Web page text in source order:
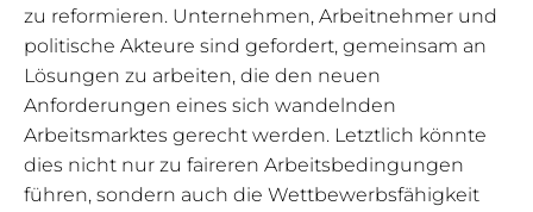
zu reformieren. Unternehmen, Arbeitnehmer und
politische Akteure sind gefordert, gemeinsam an
Lösungen zu arbeiten, die den neuen
Anforderungen eines sich wandelnden
Arbeitsmarktes gerecht werden. Letztlich könnte
dies nicht nur zu faireren Arbeitsbedingungen
führen, sondern auch die Wettbewerbsfähigkeit